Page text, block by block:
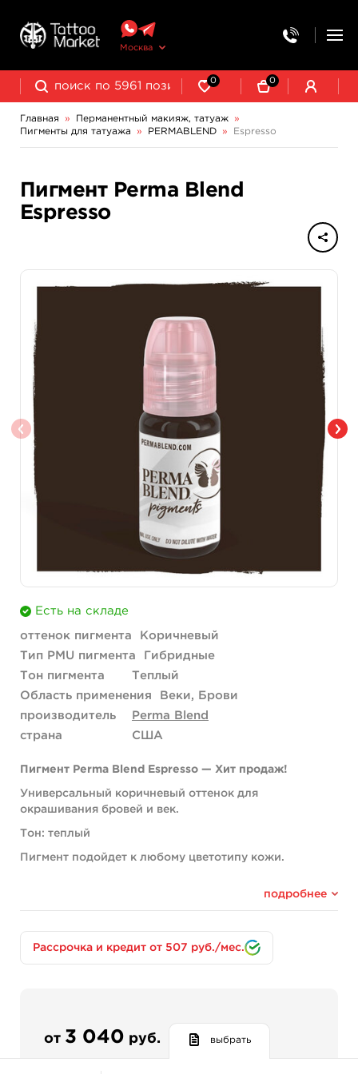
Москва
0 0
Главная » Перманентный макияж, татуаж
»
Пигменты для татуажа
» PERMABLEND » Espresso
Пигмент Perma Blend
Espresso
Есть на складе
оттенок пигмента
Коричневый
Тип PMU пигмента
Гибридные
Тон пигмента
Теплый
Область применения
Веки, Брови
производитель
Perma Blend
страна
США
Пигмент Perma Blend Espresso — Хит продаж!
Универсальный коричневый оттенок для
окрашивания бровей и век.
Тон: теплый
Пигмент подойдет к любому цветотипу кожи.
Средство может применяться как отдельный
пигмент или для миксовых сочетаний с
Компоненты:White 6 (CI 77891); Black 6 (CI 77266);
Yellow 14 (CI 21095); Pigment Red 254 (CI 56110);
подробнее
Рассрочка и кредит от 507 руб./мес.
от 3 040 руб. выбрать